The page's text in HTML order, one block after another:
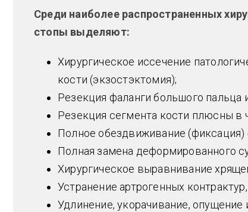
Среди наиболее распространенных
стопы выделяют:
Хирургическое иссечение
кости (экзостэктомия);
Резекция фаланги большого пальца
Резекция сегмента кости плюсны в
Полное обездвиживание (фиксация)
Полная замена деформированного
Хирургическое выравнивание
Устранение артрогенных
Удлинение, укорачивание,